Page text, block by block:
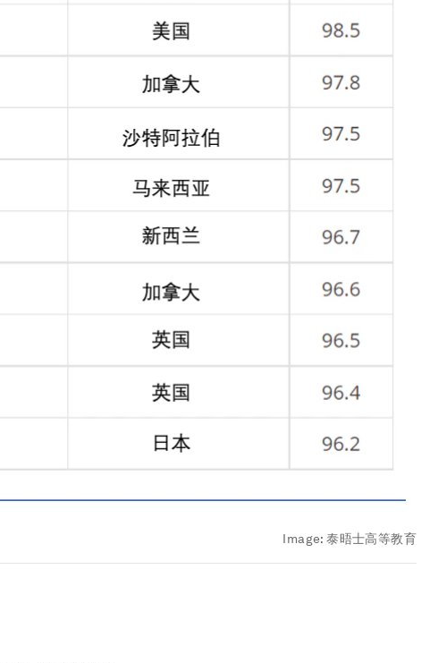
Image:泰晤士高等教育